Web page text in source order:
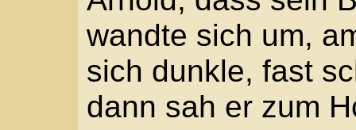
Augen. »Oder?«
»Würde ich nie
aus und ging weiter.
Advokat Fletscher.